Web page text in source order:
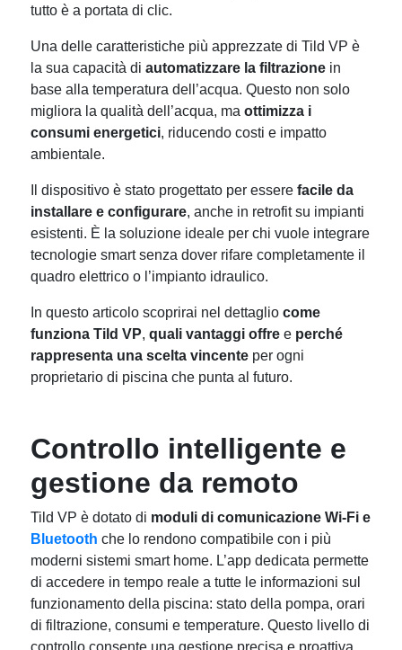
tutto è a portata di clic.
Una delle caratteristiche più apprezzate di Tild VP è
la sua capacità di automatizzare la filtrazionein
base alla temperatura dell’acqua. Questo non solo
migliora la qualità dell’acqua, ma ottimizza i
consumi energetici, riducendo costi e impatto
ambientale.
Il dispositivo è stato progettato per essere facile da
installare e configurare, anche in retrofit su impianti
esistenti. È la soluzione ideale per chi vuole integrare
tecnologie smart senza dover rifare completamente il
quadro elettrico o l’impianto idraulico.
In questo articolo scoprirai nel dettaglio come
funziona Tild VP, quali vantaggi offree perché
rappresenta una scelta vincenteper ogni
proprietario di piscina che punta al futuro.
Controllo intelligente e
gestione da remoto
Tild VP è dotato di moduli di comunicazione Wi-Fi e
Bluetooth che lo rendono compatibile con i più
moderni sistemi smart home. L’app dedicata permette
di accedere in tempo reale a tutte le informazioni sul
funzionamento della piscina: stato della pompa, orari
di filtrazione, consumi e temperature. Questo livello di
controllo consente una gestione precisa e proattiva,